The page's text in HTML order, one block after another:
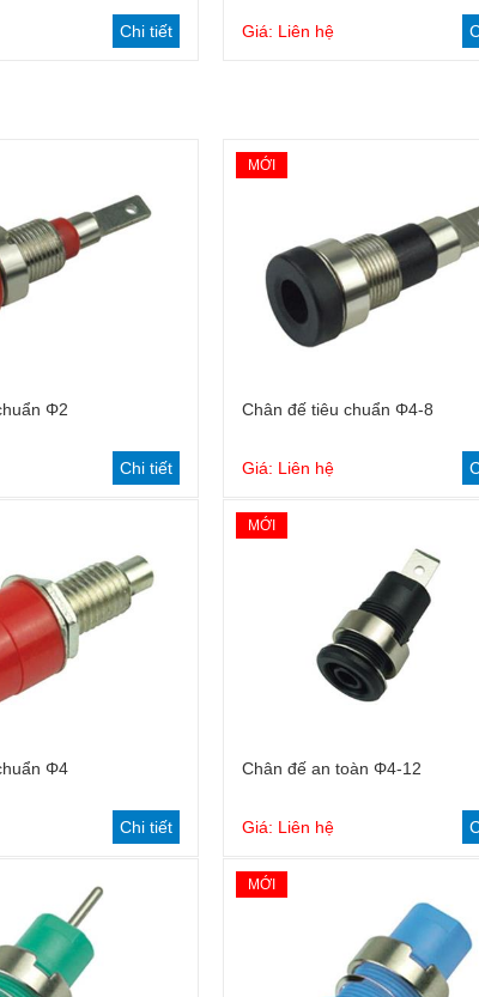
Chi tiết Giá: Liên hệ
Φ2
Chi tiết
MỚI
Chân đế tiêu chuẩn Φ4-8
Giá: Liên hệ
Φ4
Chi tiết
MỚI
Chân đế an toàn Φ4-12
Giá: Liên hệ
MỚI
an toàn 4mm Phanh bột từ